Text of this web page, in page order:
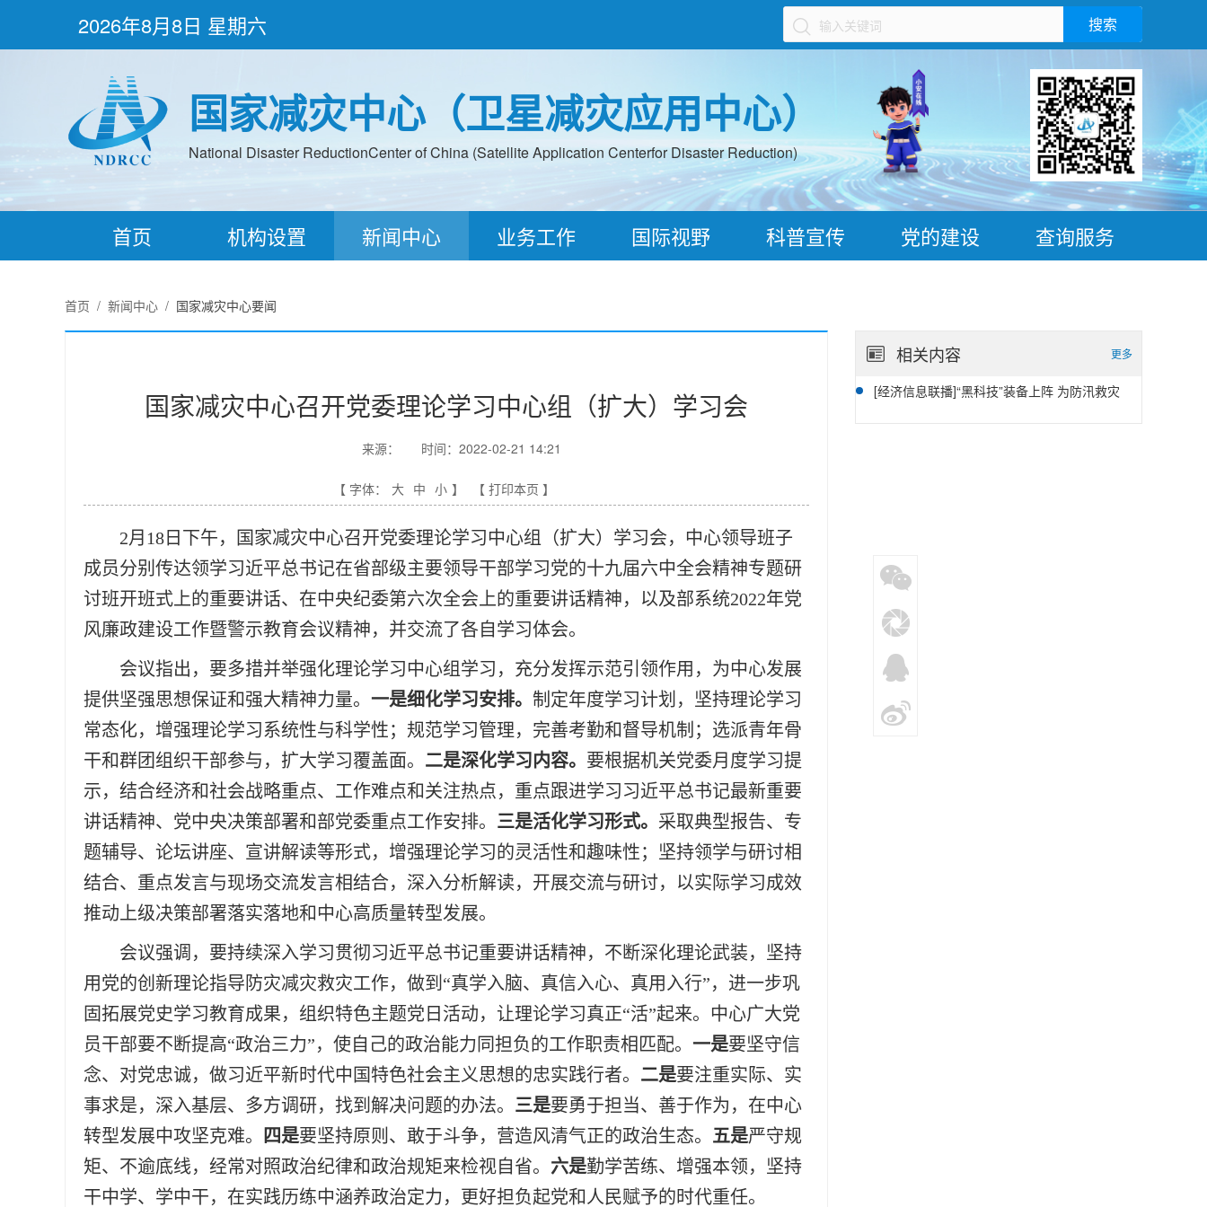
2026年8月8日 星期六 搜索
国家减灾中心（卫星减灾应用中心）
National Disaster ReductionCenter of China (Satellite Application Centerfor Disaster Reduction)
首页 机构设置 新闻中心 业务工作 国际视野 科普宣传 党的建设 查询服务
首页 / 新闻中心 / 国家减灾中心要闻
国家减灾中心召开党委理论学习中心组（扩大）学习会
来源： 时间：2022-02-21 14:21
【 字体： 大 中 小 】 【 打印本页 】
2月18日下午，国家减灾中心召开党委理论学习中心组（扩大）学习会，中心领导班子
成员分别传达领学习近平总书记在省部级主要领导干部学习党的十九届六中全会精神专题研
讨班开班式上的重要讲话、在中央纪委第六次全会上的重要讲话精神，以及部系统2022年党
风廉政建设工作暨警示教育会议精神，并交流了各自学习体会。
会议指出，要多措并举强化理论学习中心组学习，充分发挥示范引领作用，为中心发展
提供坚强思想保证和强大精神力量。 一是细化学习安排。 制定年度学习计划，坚持理论学习
常态化，增强理论学习系统性与科学性；规范学习管理，完善考勤和督导机制；选派青年骨
干和群团组织干部参与，扩大学习覆盖面。 二是深化学习内容。 要根据机关党委月度学习提
示，结合经济和社会战略重点、工作难点和关注热点，重点跟进学习习近平总书记最新重要
讲话精神、党中央决策部署和部党委重点工作安排。 三是活化学习形式。 采取典型报告、专
题辅导、论坛讲座、宣讲解读等形式，增强理论学习的灵活性和趣味性；坚持领学与研讨相
结合、重点发言与现场交流发言相结合，深入分析解读，开展交流与研讨，以实际学习成效
推动上级决策部署落实落地和中心高质量转型发展。
会议强调，要持续深入学习贯彻习近平总书记重要讲话精神，不断深化理论武装，坚持
用党的创新理论指导防灾减灾救灾工作，做到“真学入脑、真信入心、真用入行”，进一步巩
固拓展党史学习教育成果，组织特色主题党日活动，让理论学习真正“活”起来。中心广大党
员干部要不断提高“政治三力”，使自己的政治能力同担负的工作职责相匹配。 一是要坚守信
念、对党忠诚，做习近平新时代中国特色社会主义思想的忠实践行者。 二是要注重实际、实
事求是，深入基层、多方调研，找到解决问题的办法。 三是要勇于担当、善于作为，在中心
转型发展中攻坚克难。
四是要坚持原则、敢于斗争，营造风清气正的政治生态。 五是严守规
矩、不逾底线，经常对照政治纪律和政治规矩来检视自省。 六是勤学苦练、增强本领，坚持
干中学、学中干，在实践历练中涵养政治定力，更好担负起党和人民赋予的时代重任。
相关内容 更多
[经济信息联播]“黑科技”装备上阵 为防汛救灾